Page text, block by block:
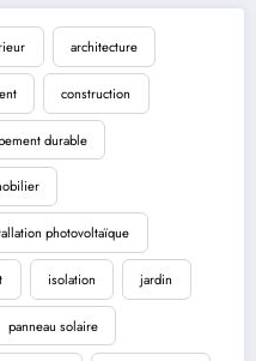
architecture
construction
durable
photovoltaïque
isolation jardin
panneau solaire